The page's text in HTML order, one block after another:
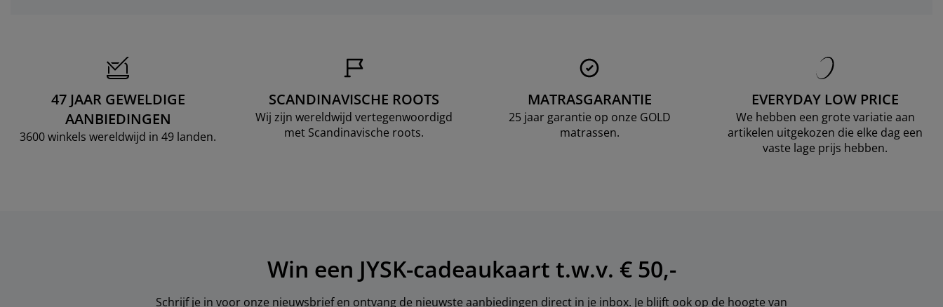
47 JAAR GEWELDIGE
AANBIEDINGEN
3600 winkels wereldwijd in 49 landen.
SCANDINAVISCHE ROOTS
Wij zijn wereldwijd vertegenwoordigd
met Scandinavische roots.
MATRASGARANTIE
25 jaar garantie op onze GOLD
matrassen.
EVERYDAY LOW PRICE
We hebben een grote variatie aan
artikelen uitgekozen die elke dag een
vaste lage prijs hebben.
Win een JYSK-cadeaukaart t.w.v. € 50,-
Schrijf je in voor onze nieuwsbrief en ontvang de nieuwste aanbiedingen direct in je inbox. Je blijft ook op de hoogte van